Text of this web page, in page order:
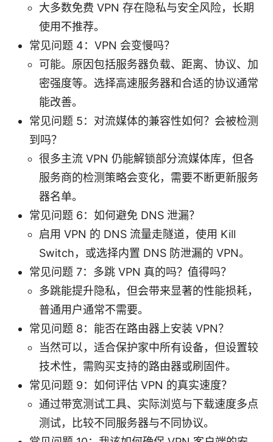
大多数免费 VPN 存在隐私与安全风险，长期
使用不推荐。
常见问题 4：VPN 会变慢吗？
可能。原因包括服务器负载、距离、协议、加
密强度等。选择高速服务器和合适的协议通常
能改善。
常见问题 5：对流媒体的兼容性如何？会被检测
到吗？
很多主流 VPN 仍能解锁部分流媒体库，但各
服务商的检测策略会变化，需要不断更新服务
器名单。
常见问题 6：如何避免 DNS 泄漏？
启用 VPN 的 DNS 流量走隧道，使用 Kill
Switch，或选择内置 DNS 防泄漏的 VPN。
常见问题 7：多跳 VPN 真的吗？值得吗？
多跳能提升隐私，但会带来显著的性能损耗，
普通用户通常不需要。
常见问题 8：能否在路由器上安装 VPN？
当然可以，适合保护家中所有设备，但设置较
技术性，需购买支持的路由器或刷固件。
常见问题 9：如何评估 VPN 的真实速度？
通过带宽测试工具、实际浏览与下载速度多点
测试，比较不同服务器与不同协议。